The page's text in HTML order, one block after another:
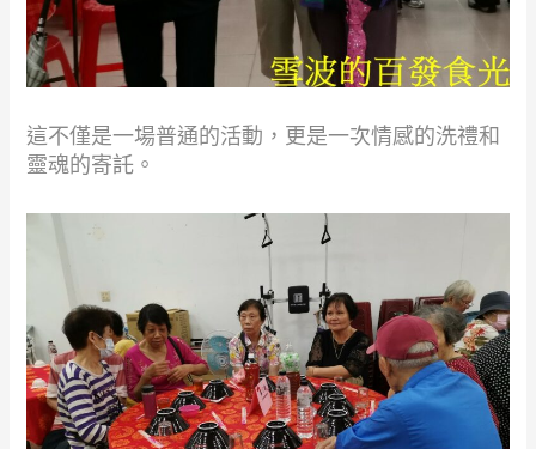
這不僅是一場普通的活動，更是一次情感的洗禮和
靈魂的寄託。